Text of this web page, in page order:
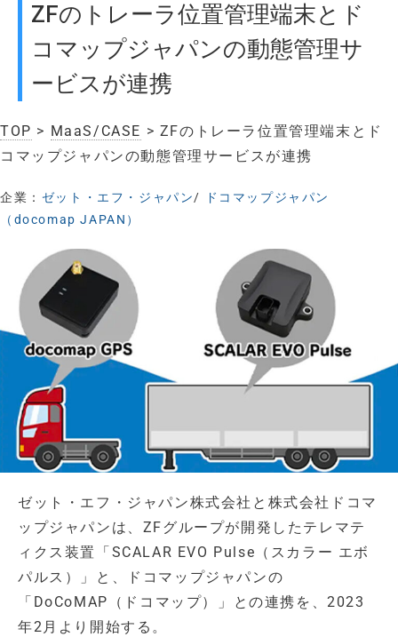
ZFのトレーラ位置管理端末とド
コマップジャパンの動態管理サ
ービスが連携
TOP > MaaS/CASE > ZFのトレーラ位置管理端末とド
コマップジャパンの動態管理サービスが連携
企業： ゼット・エフ・ジャパン/
ドコマップジャパン
（docomap JAPAN）
ゼット・エフ・ジャパン株式会社と株式会社ドコマ
ップジャパンは、ZFグループが開発したテレマテ
ィクス装置「SCALAR EVO Pulse（スカラー エボ
パルス）」と、ドコマップジャパンの
「DoCoMAP（ドコマップ）」との連携を、2023
年2月より開始する。